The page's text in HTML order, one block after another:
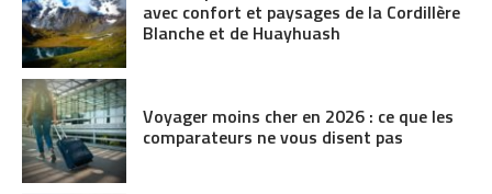
avec confort et paysages de la Cordillère
Blanche et de Huayhuash
Voyager moins cher en 2026 : ce que les
comparateurs ne vous disent pas